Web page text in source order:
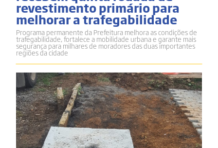
revestimento primário para
melhorar a trafegabilidade
Programa permanente da Prefeitura melhora as condições de
trafegabilidade, fortalece a mobilidade urbana e garante mais
segurança para milhares de moradores das duas importantes
regiões da cidade